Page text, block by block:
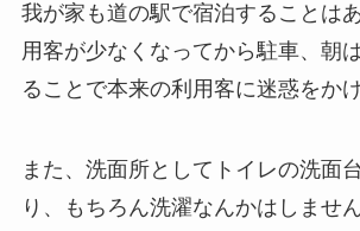
我が家も道の駅で宿泊することは
用客が少なくなってから駐車、朝
ることで本来の利用客に迷惑をかけ
また、洗面所としてトイレの洗面
り、もちろん洗濯なんかはしません